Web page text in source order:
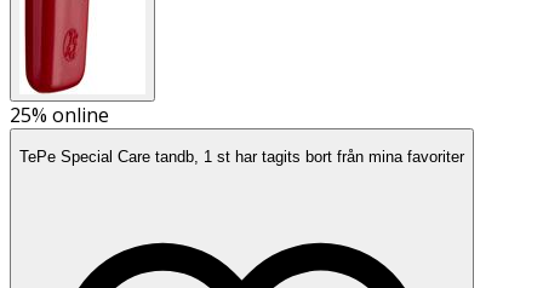
25% online
TePe Special Care tandb, 1 st har tagits bort från mina favoriter